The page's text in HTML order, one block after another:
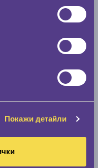
Покажи детайли
4G+ 225/45 R17
C 71
над 20 + | Доставка от 1 до 2 дни